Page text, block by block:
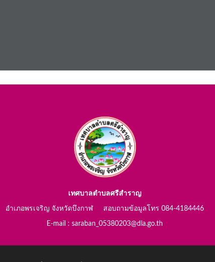
เทศบาลตำบลศรีสำราญ
อำเภอพรเจริญ จังหวัดบึงกาฬ สอบถามข้อมูลโทร 084-4184446
E-mail : saraban_05380203@dla.go.th